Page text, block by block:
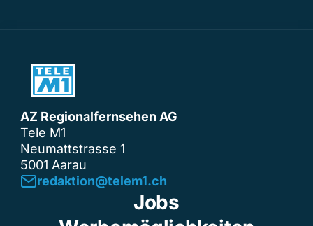
AZ Regionalfernsehen AG
Tele M1
Neumattstrasse 1
5001 Aarau
redaktion@telem1.ch
Jobs